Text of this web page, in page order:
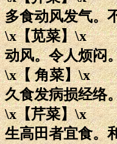
多食动风发气。
\x【苋菜】\x
动风。令人烦闷
\x【 角菜】\x
久食发病损经络
\x【芹菜】\x
生高田者宜食。